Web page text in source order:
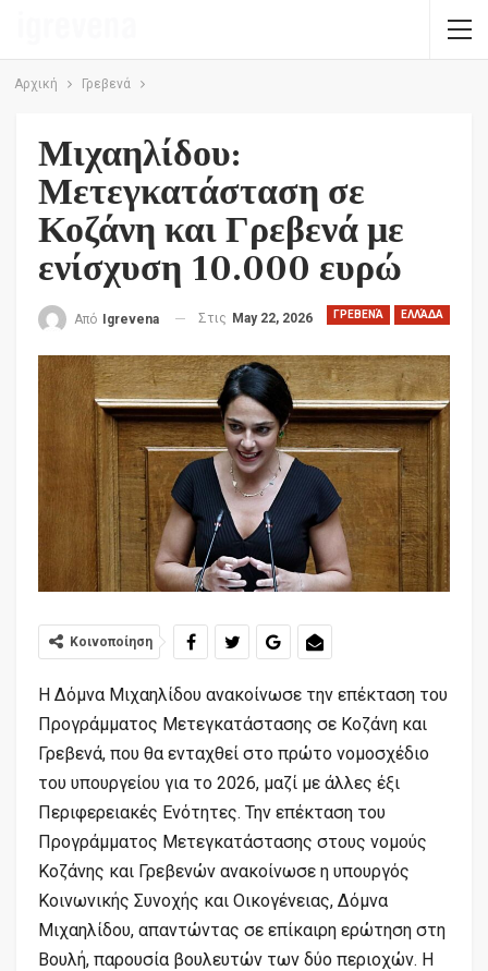
Αρχική Γρεβενά
Μιχαηλίδου:
Μετεγκατάσταση σε
Κοζάνη και Γρεβενά με
ενίσχυση 10.000 ευρώ
ΓΡΕΒΕΝΆ ΕΛΛΆΔΑ
Από Igrevena Στις May 22, 2026
Κοινοποίηση
Η Δόμνα Μιχαηλίδου ανακοίνωσε την επέκταση του
Προγράμματος Μετεγκατάστασης σε Κοζάνη και
Γρεβενά, που θα ενταχθεί στο πρώτο νομοσχέδιο
του υπουργείου για το 2026, μαζί με άλλες έξι
Περιφερειακές Ενότητες. Την επέκταση του
Προγράμματος Μετεγκατάστασης στους νομούς
Κοζάνης και Γρεβενών ανακοίνωσε η υπουργός
Κοινωνικής Συνοχής και Οικογένειας, Δόμνα
Μιχαηλίδου, απαντώντας σε επίκαιρη ερώτηση στη
Βουλή, παρουσία βουλευτών των δύο περιοχών. Η